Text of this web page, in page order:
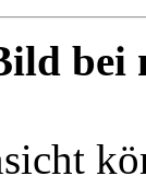
bei